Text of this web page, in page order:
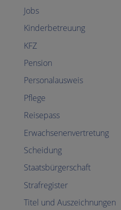
Jobs
Kinderbetreuung
KFZ
Pension
Personalausweis
Pflege
Reisepass
Erwachsenenvertretung
Scheidung
Staatsbürgerschaft
Strafregister
Titel und Auszeichnungen